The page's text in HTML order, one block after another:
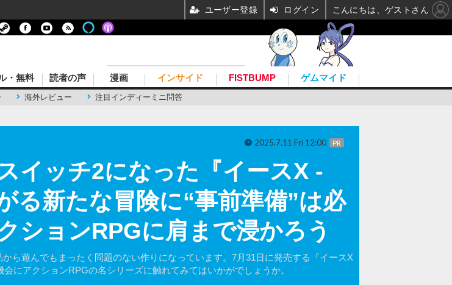
海外レビュー 注目インディーミニ問答
・無料 読者の声 漫画 インサイド FISTBUMP ゲムマイド
イッチ2になった『イースX -
る新たな冒険に“事前準備”は必
ションRPGに肩まで浸かろう
ら遊んでもまったく問題のない作りになっています。7月31日に発売する『イースX
にアクションRPGの名シリーズに触れてみてはいかがでしょうか。
2025.7.11 Fri 12:00 PR
ユーザー登録 ログイン こんにちは、ゲストさん